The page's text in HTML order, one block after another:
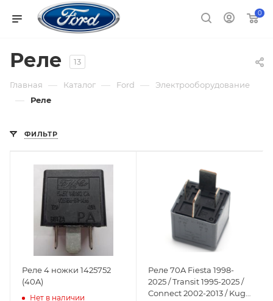
0
Реле 13
Главная — Каталог — Ford — Электрооборудование
— Реле
ФИЛЬТР
Реле 4 ножки 1425752
(40A)
Нет в наличии
Реле 70A Fiesta 1998-
2025 / Transit 1995-2025 /
Connect 2002-2013 / Kuga